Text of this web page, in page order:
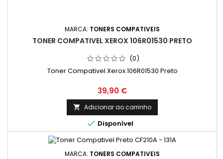
MARCA: TONERS COMPATIVEIS
TONER COMPATIVEL XEROX 106R01530 PRETO
(0)
Toner Compativel Xerox 106R01530 Preto
Preço
39,90 €
 Adicionar ao carrinho
 Disponível
MARCA: TONERS COMPATIVEIS